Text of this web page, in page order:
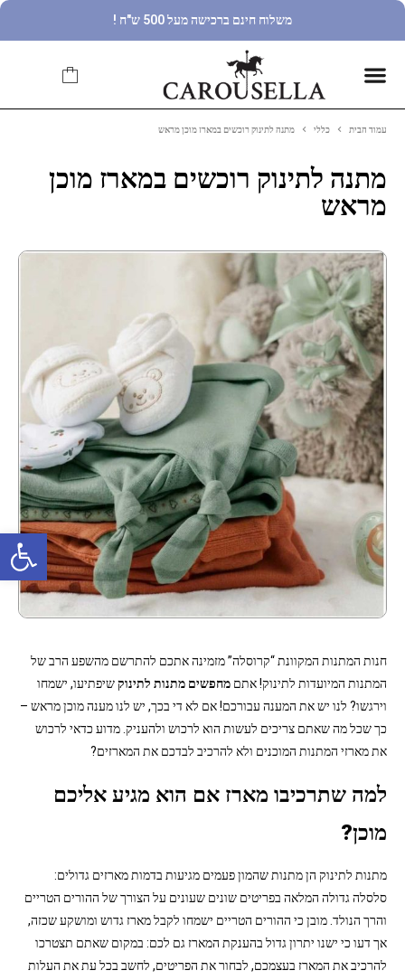
פתח סרגל נגישות
משלוח חינם ברכישה מעל 500 ש"ח !
עמוד הבית כללי מתנה לתינוק רוכשים במארז מוכן מראש
מתנה לתינוק רוכשים במארז מוכן
מראש
חנות המתנות המקוונת “קרוסלה” מזמינה אתכם להתרשם מהשפע הרב של
המתנות המיועדות לתינוק! אתם מחפשים מתנות לתינוקשיפתיעו, ישמחו
וירגשו? לנו יש את המענה עבורכם! אם לא די בכך, יש לנו מענה מוכן מראש –
כך שכל מה שאתם צריכים לעשות הוא לרכוש ולהעניק. מדוע כדאי לרכוש
את מארזי המתנות המוכנים ולא להרכיב לבדכם את המארזים?
למה שתרכיבו מארז אם הוא מגיע אליכם
מוכן?
מתנות לתינוק הן מתנות שהמון פעמים מגיעות בדמות מארזים גדולים:
סלסלה גדולה המלאה בפריטים שונים שעונים על הצורך של ההורים הטריים
והרך הנולד. מובן כי ההורים הטריים ישמחו לקבל מארז גדוש ומושקע שכזה,
אך דעו כי ישנו יתרון גדול בהענקת המארז גם לכם: במקום שאתם תצטרכו
להרכיב את המארז בעצמכם, לבחור את הפריטים, לחשב בכל עת את העלות